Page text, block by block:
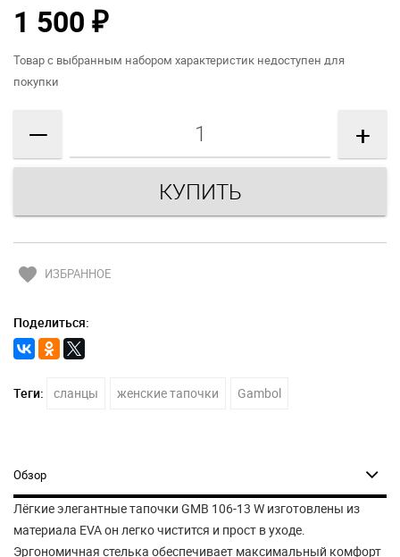
1 500 ₽
Товар с выбранным набором характеристик недоступен для
покупки
— +
favorite ИЗБРАННОЕ
Поделиться:
Теги: сланцы женские тапочки Gambol
Обзор
Лёгкие элегантные тапочки GMB 106-13 W изготовлены из
материала EVA он легко чистится и прост в уходе.
Эргономичная стелька обеспечивает максимальный комфорт